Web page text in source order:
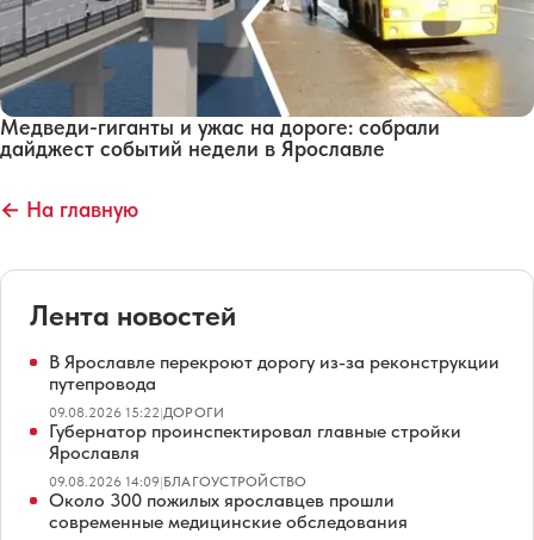
Медведи-гиганты и ужас на дороге: собрали
дайджест событий недели в Ярославле
← На главную
Лента новостей
В Ярославле перекроют дорогу из-за реконструкции
путепровода
09.08.2026 15:22|ДОРОГИ
Губернатор проинспектировал главные стройки
Ярославля
09.08.2026 14:09|БЛАГОУСТРОЙСТВО
Около 300 пожилых ярославцев прошли
современные медицинские обследования